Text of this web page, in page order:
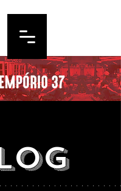
. . . . . . . . . . . . . . . . . . . . . .